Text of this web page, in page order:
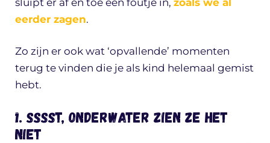
eerder zagen.
Zo zijn er ook wat ‘opvallende’ momenten
terug te vinden die je als kind helemaal gemist
hebt.
1. Sssst, onderwater zien ze het
niet